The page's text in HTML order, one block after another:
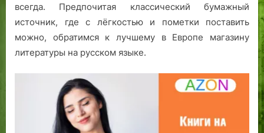
всегда. Предпочитая классический бумажный
источник, где с лёгкостью и пометки поставить
можно, обратимся к лучшему в Европе магазину
литературы на русском языке.